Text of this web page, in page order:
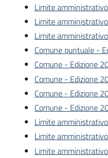
Limite
Limite
Limite
Comune puntuale -
Comune - Edizione
Comune - Edizione
Comune - Edizione
Comune - Edizione
Limite
Limite
Limite